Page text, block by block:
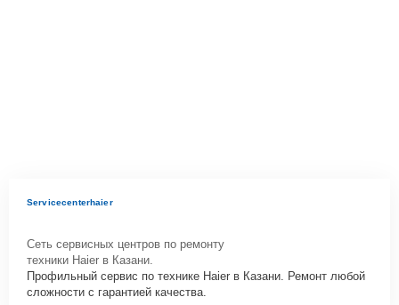
Servicecenterhaier
Сеть сервисных центров по ремонту
техники Haier в Казани.
Профильный сервис по технике Haier в Казани. Ремонт любой
сложности с гарантией качества.